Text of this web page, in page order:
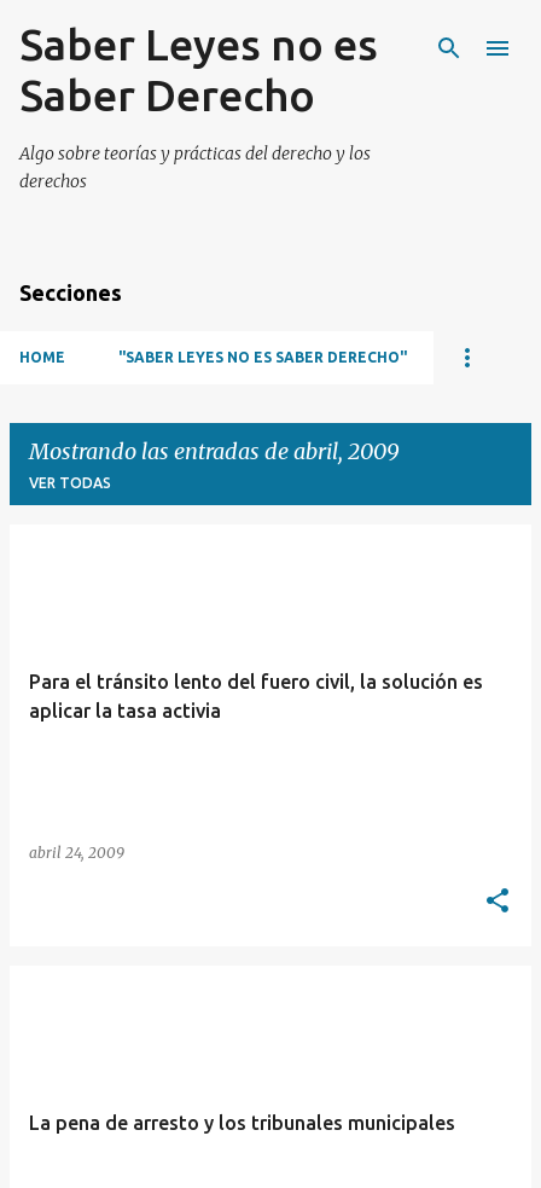
Saber Leyes no es
Saber Derecho
Algo sobre teorías y prácticas del derecho y los
derechos
Secciones
HOME "SABER LEYES NO ES SABER DERECHO"
Mostrando las entradas de abril, 2009
VER TODAS
Para el tránsito lento del fuero civil, la solución es
aplicar la tasa activia
abril 24, 2009
La pena de arresto y los tribunales municipales